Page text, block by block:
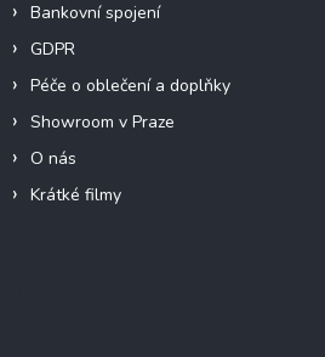
Bankovní spojení
GDPR
Péče o oblečení a doplňky
Showroom v Praze
O nás
Krátké filmy